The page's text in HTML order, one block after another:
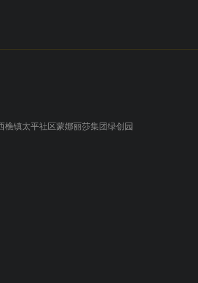
樵镇太平社区蒙娜丽莎集团绿创园